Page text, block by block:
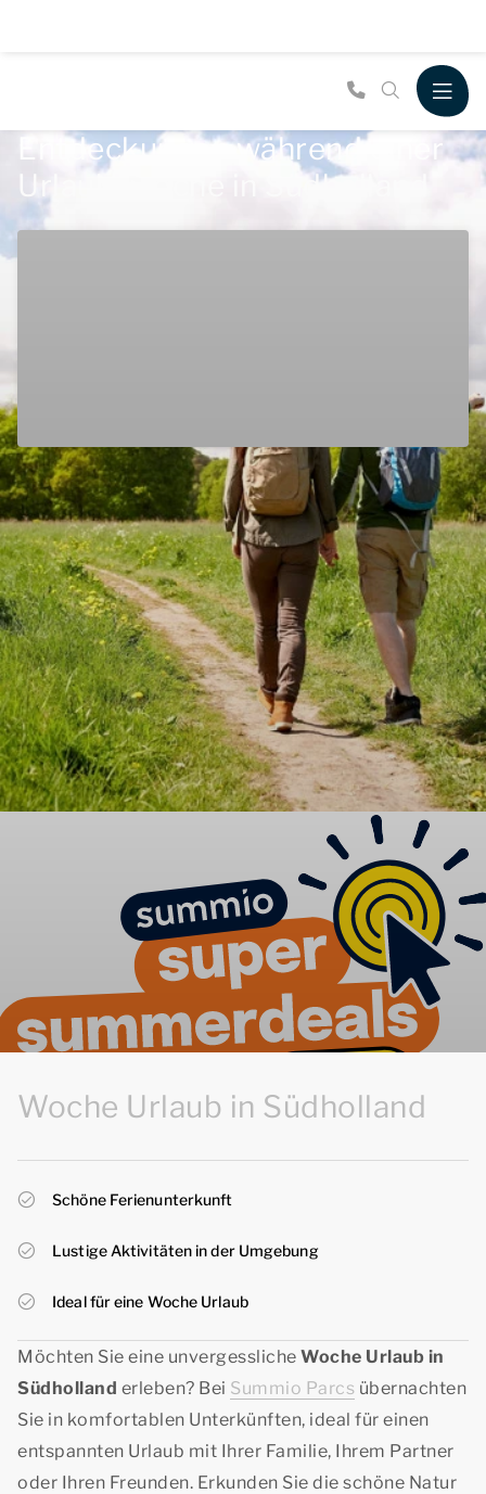
Entdeckungen während einer
Urlaubswoche in Südholland
Woche Urlaub in Südholland
Schöne Ferienunterkunft
Lustige Aktivitäten in der Umgebung
Ideal für eine Woche Urlaub
Möchten Sie eine unvergessliche Woche Urlaub in
Südholland erleben? Bei Summio Parcs übernachten
Sie in komfortablen Unterkünften, ideal für einen
entspannten Urlaub mit Ihrer Familie, Ihrem Partner
oder Ihren Freunden. Erkunden Sie die schöne Natur